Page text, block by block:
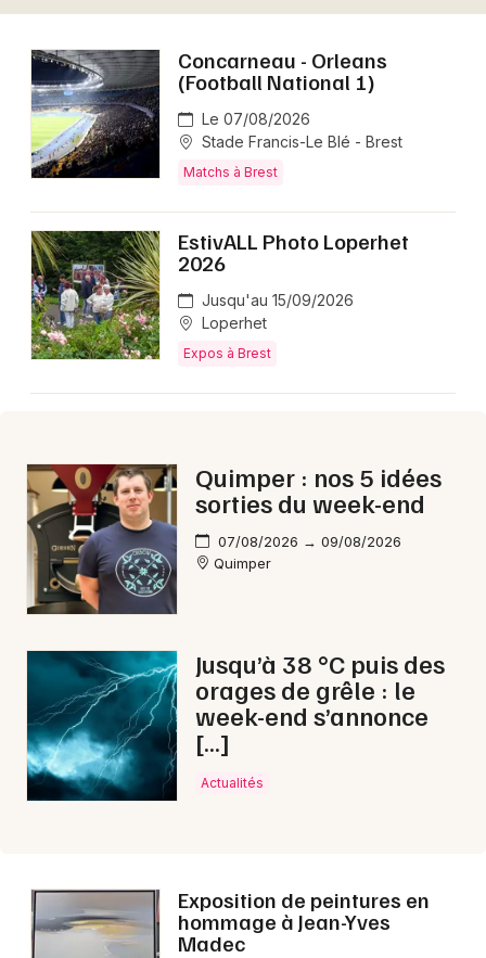
Aujourd'hui dans le Finistère
Aujourd'hui en Bretagne
Newsletter des sorties
Artistes en tournée
29 - Finistère
Choisir mes départements
Mon email
Concarneau - Orleans
(Football National 1)
Le 07/08/2026
Stade Francis-Le Blé - Brest
Matchs à Brest
EstivALL Photo Loperhet
2026
Jusqu'au 15/09/2026
Loperhet
Expos à Brest
Quimper : nos 5 idées
sorties du week-end
07/08/2026 → 09/08/2026
Quimper
Jusqu’à 38 °C puis des
orages de grêle : le
week-end s’annonce
[…]
Actualités
Exposition de peintures en
hommage à Jean-Yves
Madec